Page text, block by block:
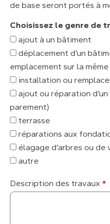
de base seront portés à
Choisissez le genre de
ajout à un bâtiment
déplacement d’un
emplacement sur la
installation ou
ajout ou réparation
parement)
terrasse
réparations aux
élagage d’arbres ou
autre
Description des travaux *